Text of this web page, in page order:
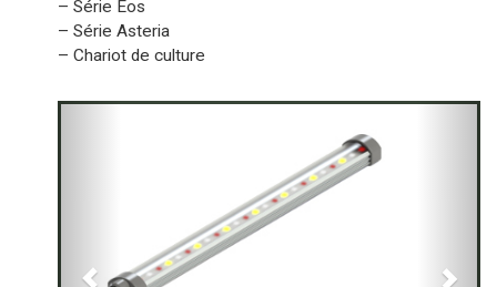
– Série Eos
– Série Asteria
– Chariot de culture